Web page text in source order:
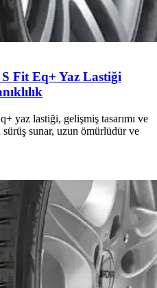
Fit Eq+ Yaz Lastiği
yaz lastiği, gelişmiş tasarımı ve
sunar, uzun ömürlüdür ve